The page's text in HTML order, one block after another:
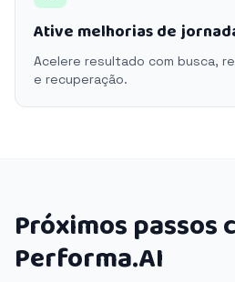
Ative melhorias de
Acelere resultado com busca,
e recuperação.
Próximos passos
Performa.AI